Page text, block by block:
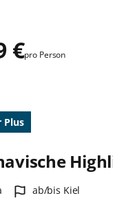
€pro Person
Plus
Hafen:
ab/bis Kiel